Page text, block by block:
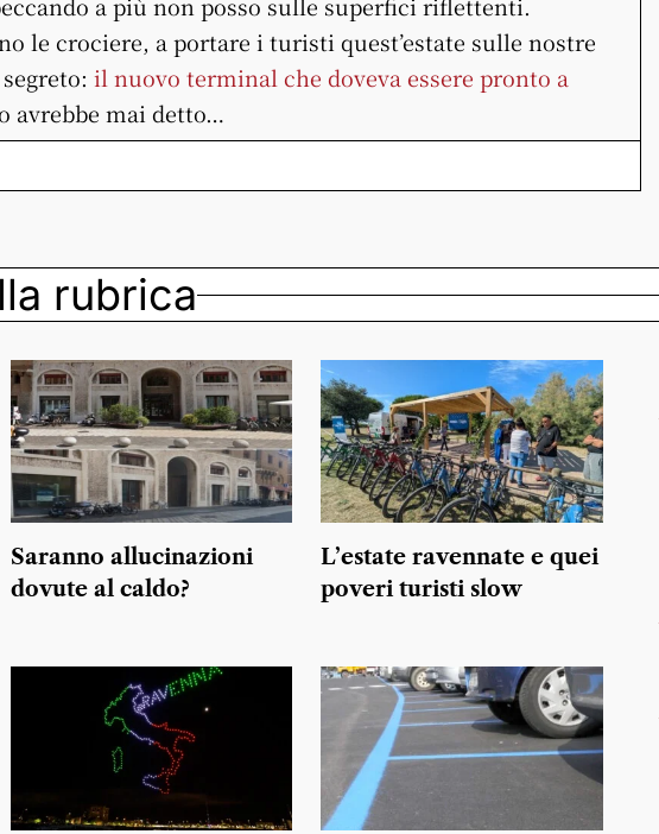
le crociere, a portare i turisti quest’estate sulle nostre
il nuovo terminal che doveva essere pronto a
avrebbe mai detto…
rubrica
Saranno allucinazioni
dovute al caldo?
L’estate ravennate e quei
poveri turisti slow